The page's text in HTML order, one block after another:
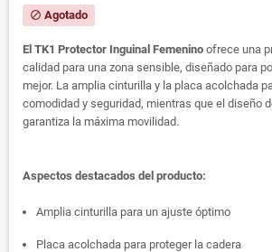
block Agotado
El TK1 Protector Inguinal Femenino ofrece una
calidad para una zona sensible, diseñado para
mejor. La amplia cinturilla y la placa acolchada
comodidad y seguridad, mientras que el diseño
garantiza la máxima movilidad.
Aspectos destacados del producto:
Amplia cinturilla para un ajuste óptimo
Placa acolchada para proteger la cadera